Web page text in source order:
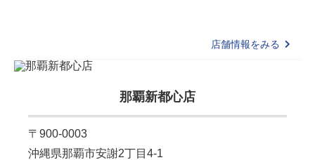
店舗情報をみる
那覇新都心店
〒900-0003
沖縄県那覇市安謝2丁目4-1